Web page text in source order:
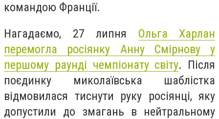
командою Франції.
Нагадаємо, 27 липня Ольга Харлан
перемогла росіянку Анну Смірнову у
першому раунді чемпіонату світу. Після
поєдинку миколаївська шаблістка
відмовилася тиснути руку росіянці, яку
допустили до змагань в нейтральному